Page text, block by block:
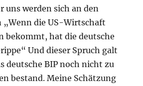
uns werden sich an den
„Wenn die US-Wirtschaft
bekommt, hat die deutsche
Und dieser Spruch galt
deutsche BIP noch nicht zu
bestand. Meine Schätzung